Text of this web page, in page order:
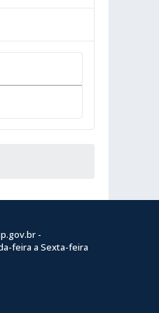
-
feira a Sexta-feira